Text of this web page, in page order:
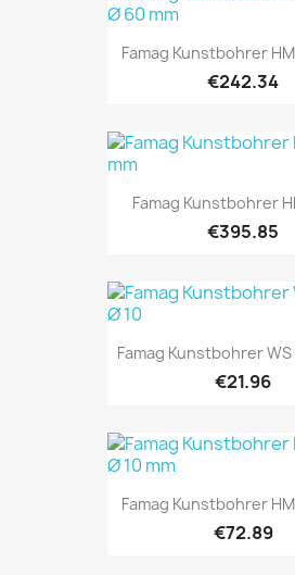
Famag Kunstbohrer
€242.34
Famag Kunstbohrer
€395.85
Famag Kunstbohrer WS
€21.96
Famag Kunstbohrer
€72.89